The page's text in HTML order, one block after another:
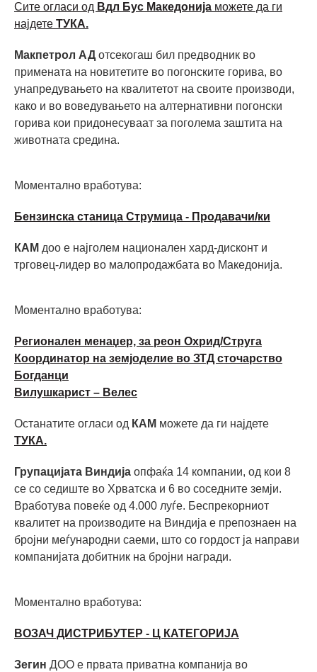
Сите огласи од Вдл Бус Македонија можете да ги
најдете ТУКА.
Макпетрол АД отсекогаш бил предводник во
примената на новитетите во погонските горива, во
унапредувањето на квалитетот на своите производи,
како и во воведувањето на алтернативни погонски
горива кои придонесуваат за поголема заштита на
животната средина.
Моментално вработува:
Бензинска станица Струмица - Продавачи/ки
КАМ доо е најголем национален хард-дисконт и
трговец-лидер во малопродажбата во Македонија.
Моментално вработува:
Регионален менаџер, за реон Охрид/Струга
Координатор на земјоделие во ЗТД сточарство
Богданци
Вилушкарист – Велес
Останатите огласи од КАМ можете да ги најдете
ТУКА.
Групацијата Виндија опфаќа 14 компании, од кои 8
се со седиште во Хрватска и 6 во соседните земји.
Вработува повеќе од 4.000 луѓе. Беспрекорниот
квалитет на производите на Виндија е препознаен на
бројни меѓународни саеми, што со гордост ја направи
компанијата добитник на бројни награди.
Моментално вработува:
ВОЗАЧ ДИСТРИБУТЕР - Ц КАТЕГОРИЈА
Зегин ДОО е првата приватна компанија во